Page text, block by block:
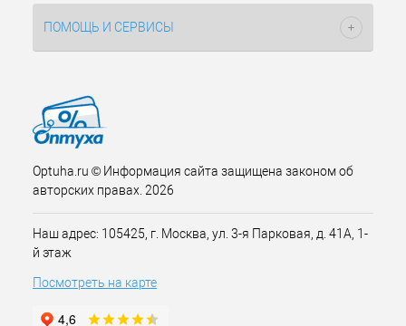
ПОМОЩЬ И СЕРВИСЫ
Optuha.ru © Информация сайта защищена законом об
авторских правах. 2026
Наш адрес: 105425, г. Москва, ул. 3-я Парковая, д. 41А, 1-
й этаж
Посмотреть на карте